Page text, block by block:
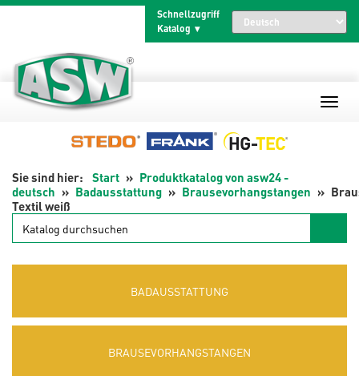
Schnellzugriff
Katalog
Start
Produktkatalog von asw24 -
deutsch
Badausstattung Brausevorhangstangen
Textil weiß
Katalog
durchsuchen
BADAUSSTATTUNG
BRAUSEVORHANGSTANGEN